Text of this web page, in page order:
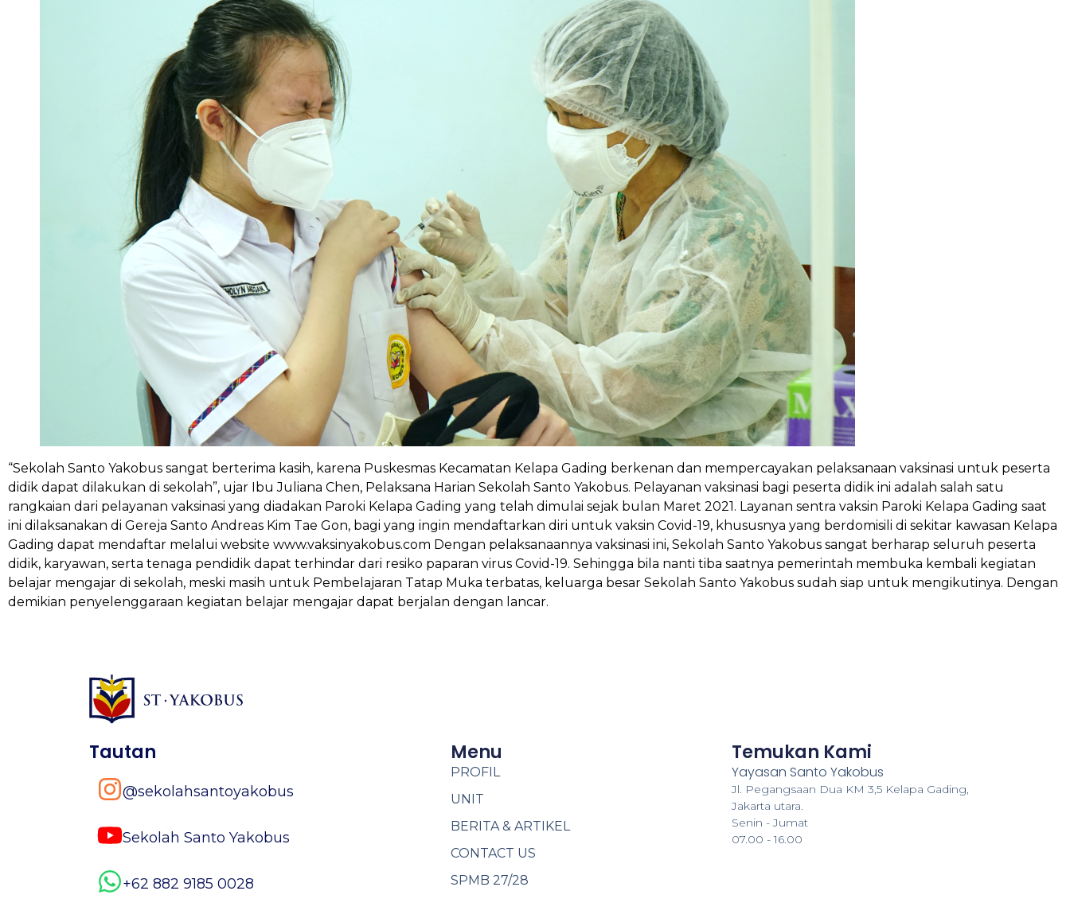
“Sekolah Santo Yakobus sangat berterima kasih, karena Puskesmas Kecamatan Kelapa Gading berkenan dan mempercayakan pelaksanaan vaksinasi untuk peserta
didik dapat dilakukan di sekolah”, ujar Ibu Juliana Chen, Pelaksana Harian Sekolah Santo Yakobus. Pelayanan vaksinasi bagi peserta didik ini adalah salah satu
rangkaian dari pelayanan vaksinasi yang diadakan Paroki Kelapa Gading yang telah dimulai sejak bulan Maret 2021. Layanan sentra vaksin Paroki Kelapa Gading saat
ini dilaksanakan di Gereja Santo Andreas Kim Tae Gon, bagi yang ingin mendaftarkan diri untuk vaksin Covid-19, khususnya yang berdomisili di sekitar kawasan Kelapa
Gading dapat mendaftar melalui website www.vaksinyakobus.com Dengan pelaksanaannya vaksinasi ini, Sekolah Santo Yakobus sangat berharap seluruh peserta
didik, karyawan, serta tenaga pendidik dapat terhindar dari resiko paparan virus Covid-19. Sehingga bila nanti tiba saatnya pemerintah membuka kembali kegiatan
belajar mengajar di sekolah, meski masih untuk Pembelajaran Tatap Muka terbatas, keluarga besar Sekolah Santo Yakobus sudah siap untuk mengikutinya. Dengan
demikian penyelenggaraan kegiatan belajar mengajar dapat berjalan dengan lancar.
Tautan
@sekolahsantoyakobus
Sekolah Santo Yakobus
+62 882 9185 0028
Menu
PROFIL
UNIT
BERITA & ARTIKEL
CONTACT US
SPMB 27/28
Temukan Kami
Yayasan Santo Yakobus
Jl. Pegangsaan Dua KM 3,5 Kelapa Gading,
Jakarta utara.
Senin - Jumat
07.00 - 16.00